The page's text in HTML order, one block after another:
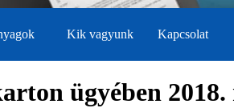
Kik vagyunk Kapcsolat
ügyében 2018.